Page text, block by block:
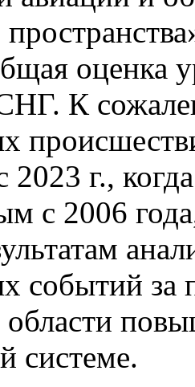
оценка
СНГ. К
2023 г.,
с 2006
событий
системе.